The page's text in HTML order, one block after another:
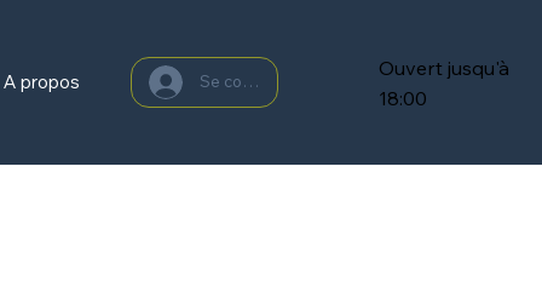
Ouvert jusqu'à
18:00
A propos Se connecter